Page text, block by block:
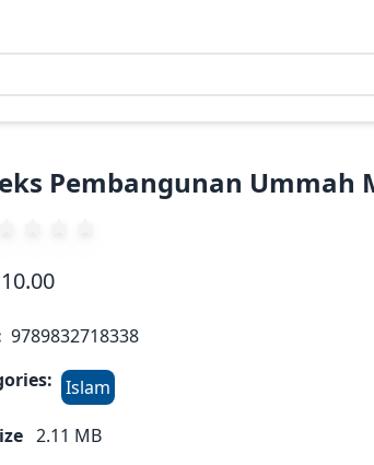
Pembangunan Ummah
9789832718338
Islam
2.11 MB